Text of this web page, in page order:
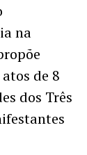
na
de 8
dos Três